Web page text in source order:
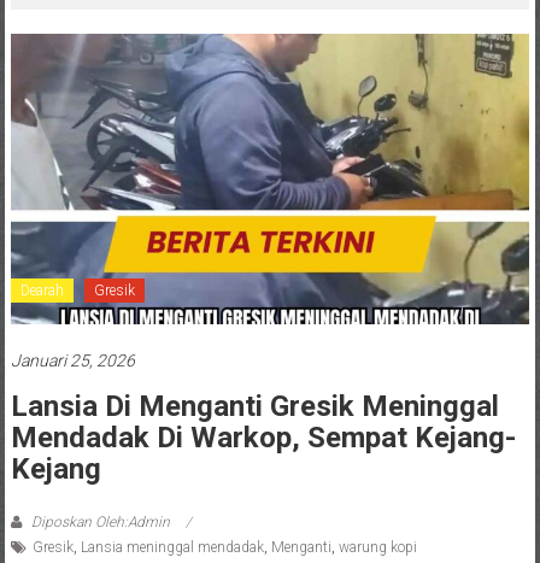
Dearah Gresik
Januari 25, 2026
Lansia Di Menganti Gresik Meninggal
Mendadak Di Warkop, Sempat Kejang-
Kejang
Diposkan Oleh:Admin
Gresik, Lansia meninggal mendadak, Menganti warung kopi